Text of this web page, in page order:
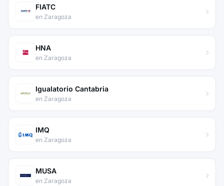
FIATC
en Zaragoza
HNA
en Zaragoza
Igualatorio Cantabria
en Zaragoza
IMQ
en Zaragoza
MUSA
en Zaragoza